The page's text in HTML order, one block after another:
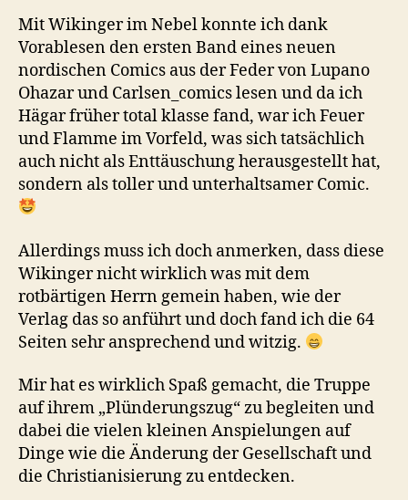
Mit Wikinger im Nebel konnte ich dank
Vorablesen den ersten Band eines neuen
nordischen Comics aus der Feder von Lupano
Ohazar und Carlsen_comics lesen und da ich
Hägar früher total klasse fand, war ich Feuer
und Flamme im Vorfeld, was sich tatsächlich
auch nicht als Enttäuschung herausgestellt hat,
sondern als toller und unterhaltsamer Comic.
Allerdings muss ich doch anmerken, dass diese
Wikinger nicht wirklich was mit dem
rotbärtigen Herrn gemein haben, wie der
Verlag das so anführt und doch fand ich die 64
Seiten sehr ansprechend und witzig.
Mir hat es wirklich Spaß gemacht, die Truppe
auf ihrem „Plünderungszug“ zu begleiten und
dabei die vielen kleinen Anspielungen auf
Dinge wie die Änderung der Gesellschaft und
die Christianisierung zu entdecken.